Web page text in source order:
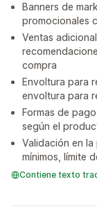
Banners de
promocionales
Ventas
compra
Envoltura para
envoltura para
Formas de
según el
Validación en
mínimos, límite
Contiene texto